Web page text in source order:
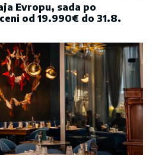
Evropu, sada po
od 19.990€ do 31.8.